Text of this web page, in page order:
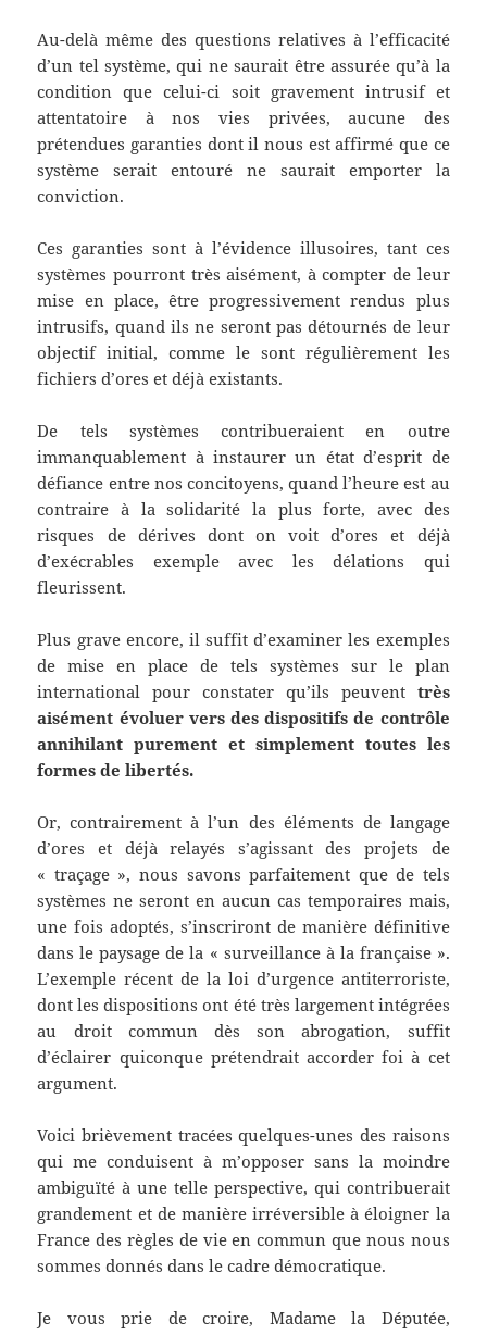
Au-delà même des questions relatives à l’efficacité
d’un tel système, qui ne saurait être assurée qu’à la
condition que celui-ci soit gravement intrusif et
attentatoire à nos vies privées, aucune des
prétendues garanties dont il nous est affirmé que ce
système serait entouré ne saurait emporter la
conviction.
Ces garanties sont à l’évidence illusoires, tant ces
systèmes pourront très aisément, à compter de leur
mise en place, être progressivement rendus plus
intrusifs, quand ils ne seront pas détournés de leur
objectif initial, comme le sont régulièrement les
fichiers d’ores et déjà existants.
De tels systèmes contribueraient en outre
immanquablement à instaurer un état d’esprit de
défiance entre nos concitoyens, quand l’heure est au
contraire à la solidarité la plus forte, avec des
risques de dérives dont on voit d’ores et déjà
d’exécrables exemple avec les délations qui
fleurissent.
Plus grave encore, il suffit d’examiner les exemples
de mise en place de tels systèmes sur le plan
international pour constater qu’ils peuvent très
aisément évoluer vers des dispositifs de contrôle
annihilant purement et simplement toutes les
formes de libertés.
Or, contrairement à l’un des éléments de langage
d’ores et déjà relayés s’agissant des projets de
« traçage », nous savons parfaitement que de tels
systèmes ne seront en aucun cas temporaires mais,
une fois adoptés, s’inscriront de manière définitive
dans le paysage de la « surveillance à la française ».
L’exemple récent de la loi d’urgence antiterroriste,
dont les dispositions ont été très largement intégrées
au droit commun dès son abrogation, suffit
d’éclairer quiconque prétendrait accorder foi à cet
argument.
Voici brièvement tracées quelques-unes des raisons
qui me conduisent à m’opposer sans la moindre
ambiguïté à une telle perspective, qui contribuerait
grandement et de manière irréversible à éloigner la
France des règles de vie en commun que nous nous
sommes donnés dans le cadre démocratique.
Je vous prie de croire, Madame la Députée,